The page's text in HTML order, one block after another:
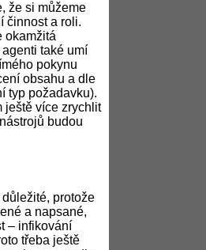
že si můžeme
činnost a roli.
okamžitá
také umí
pokynu
obsahu a dle
typ požadavku).
ještě více zrychlit
budou
protože
a napsané,
– infikování
třeba ještě